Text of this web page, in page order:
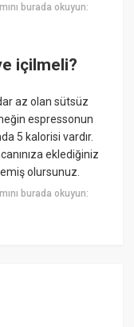
burada okuyun:
içilmeli?
az olan sütsüz
espressonun
5 kalorisi vardır.
eklediğiniz
olursunuz.
burada okuyun: